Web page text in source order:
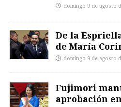
domingo 9 de agosto
De la
de María
domingo 9 de agosto
Fujimori
aprobación